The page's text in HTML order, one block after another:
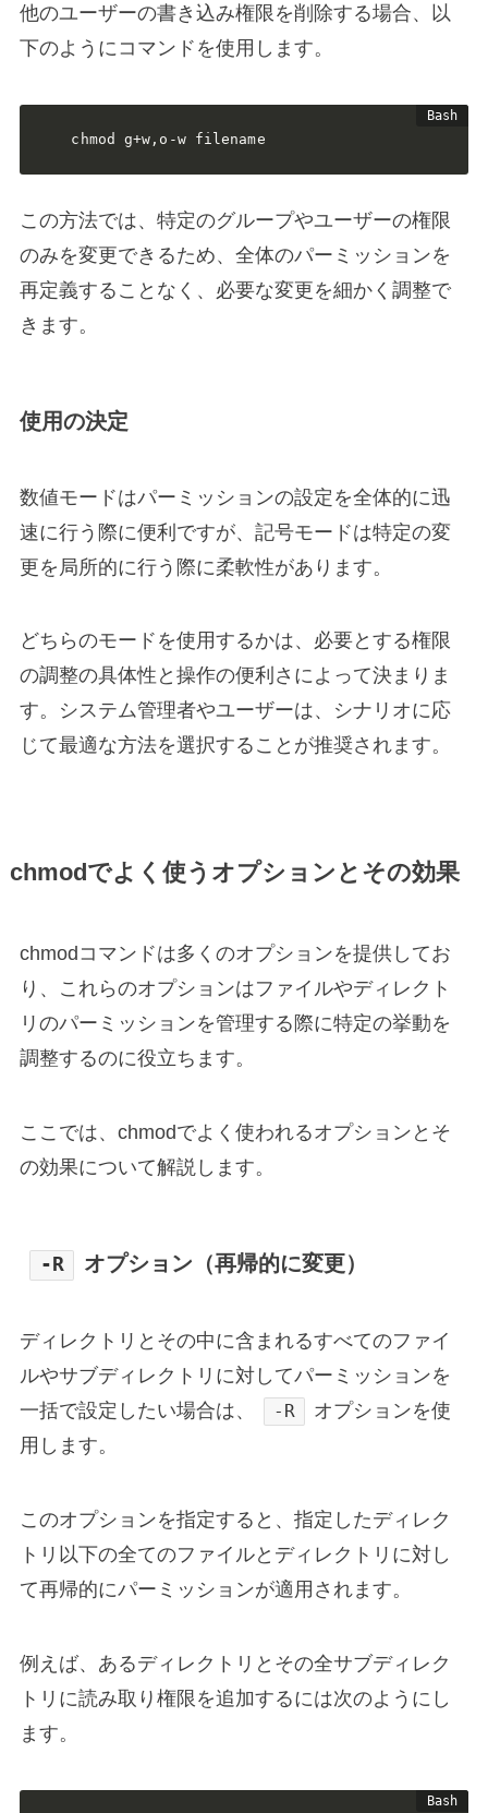
他のユーザーの書き込み権限を削除する場合、以
下のようにコマンドを使用します。
chmod g+w,o-w filename
この方法では、特定のグループやユーザーの権限
のみを変更できるため、全体のパーミッションを
再定義することなく、必要な変更を細かく調整で
きます。
使用の決定
数値モードはパーミッションの設定を全体的に迅
速に行う際に便利ですが、記号モードは特定の変
更を局所的に行う際に柔軟性があります。
どちらのモードを使用するかは、必要とする権限
の調整の具体性と操作の便利さによって決まりま
す。システム管理者やユーザーは、シナリオに応
じて最適な方法を選択することが推奨されます。
chmodでよく使うオプションとその効果
chmodコマンドは多くのオプションを提供してお
り、これらのオプションはファイルやディレクト
リのパーミッションを管理する際に特定の挙動を
調整するのに役立ちます。
ここでは、chmodでよく使われるオプションとそ
の効果について解説します。
-R オプション（再帰的に変更）
ディレクトリとその中に含まれるすべてのファイ
ルやサブディレクトリに対してパーミッションを
一括で設定したい場合は、
-R
オプションを使
用します。
このオプションを指定すると、指定したディレク
トリ以下の全てのファイルとディレクトリに対し
て再帰的にパーミッションが適用されます。
例えば、あるディレクトリとその全サブディレク
トリに読み取り権限を追加するには次のようにし
ます。